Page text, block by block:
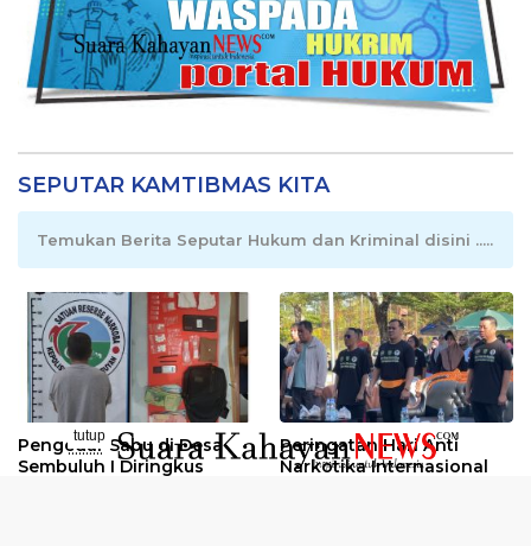
SEPUTAR KAMTIBMAS KITA
Temukan Berita Seputar Hukum dan Kriminal disini .....
Pengedar Sabu di Desa
Sembuluh I Diringkus
Peringatan Hari Anti
Narkotika Internasional
tutup
..........